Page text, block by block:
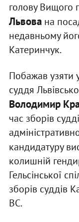
голову Вищого
Львована
недавньому
Катеринчук.
Побажав узяти
суддя
Володимир
час зборів
кандидатуру
колишній
Гельсінської
зборів суддів
ВС.